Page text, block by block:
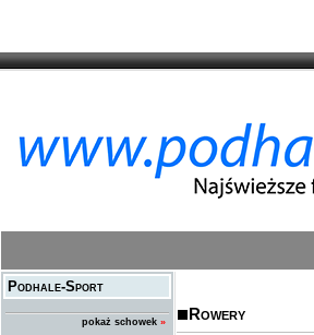
Podhale-Sport
pokaż schowek »
Rowery